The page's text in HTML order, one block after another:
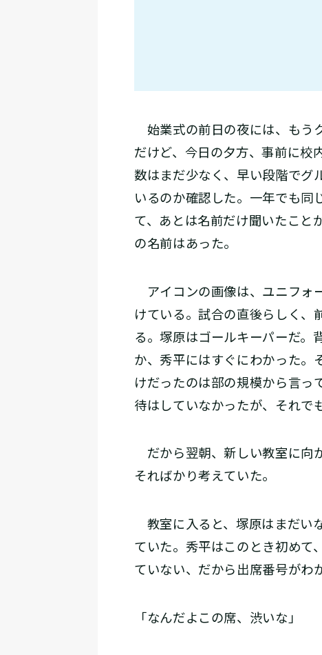
始業式の前日の夜には、もう
だけど、今日の夕方、事前に校
数はまだ少なく、早い段階でグ
いるのか確認した。一年でも同
て、あとは名前だけ聞いたこと
の名前はあった。
アイコンの画像は、ユニフォ
けている。試合の直後らしく、
る。塚原はゴールキーパーだ。
か、秀平にはすぐにわかった。
けだったのは部の規模から言っ
待はしていなかったが、それで
だから翌朝、新しい教室に向
そればかり考えていた。
教室に入ると、塚原はまだい
ていた。秀平はこのとき初めて
ていない、だから出席番号がわ
「なんだよこの席、渋いな」